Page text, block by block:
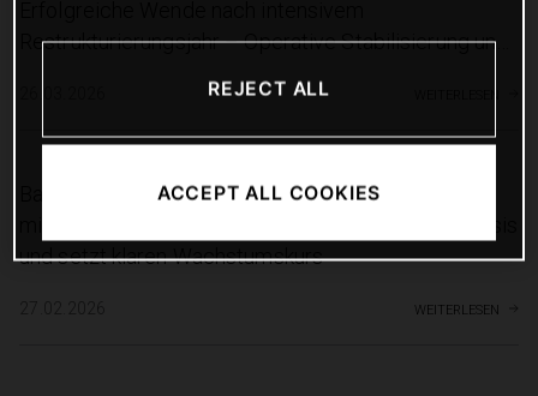
Restrukturierungsjahr – Operative Stabilisierung und
Bajaj Mobility AG: 100%-ige Tochter KTM AG stärkt
und setzt klaren Wachstumskurs
27.02.2026 weiterlesen
REJECT ALL
ACCEPT ALL COOKIES